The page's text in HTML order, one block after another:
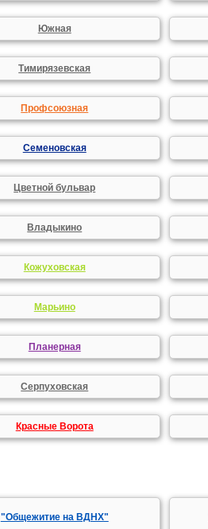
Южная
Тимирязевская
Профсоюзная
Семеновская
Цветной бульвар
Владыкино
Кожуховская
Марьино
Планерная
Серпуховская
Красные Ворота
"Общежитие на ВДНХ"